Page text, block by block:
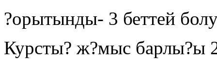
?орытынды- 3 беттей
Курсты? ж?мыс барлы?ы